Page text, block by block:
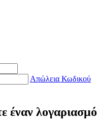
Απώλεια Κωδικού
έναν λογαριασμό